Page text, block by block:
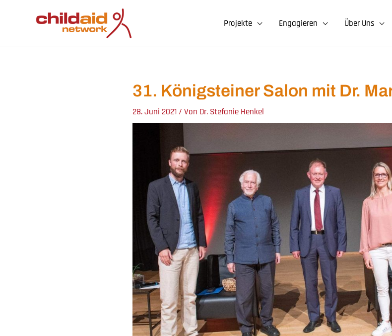
Projekte Engagieren Über Uns
31. Königsteiner Salon mit Dr.
28. Juni 2021 / Von Dr. Stefanie Henkel